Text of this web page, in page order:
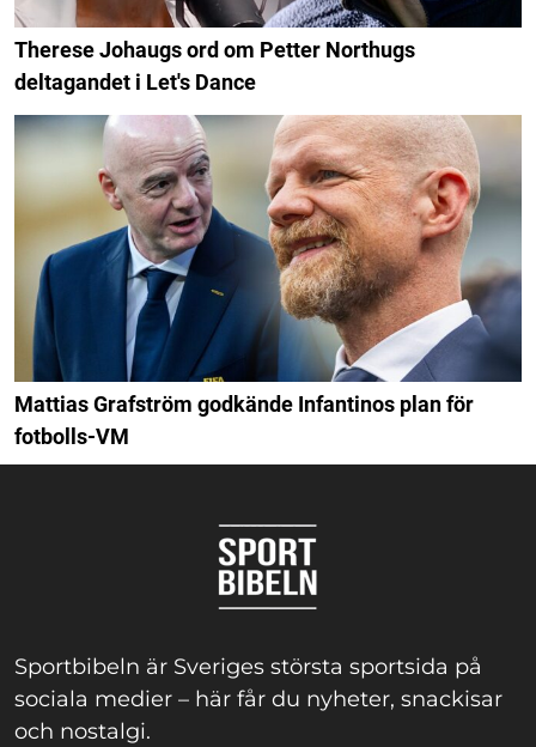
Therese Johaugs ord om Petter Northugs
deltagandet i Let's Dance
Mattias Grafström godkände Infantinos plan för
fotbolls-VM
Sportbibeln är Sveriges största sportsida på
sociala medier – här får du nyheter, snackisar
och nostalgi.